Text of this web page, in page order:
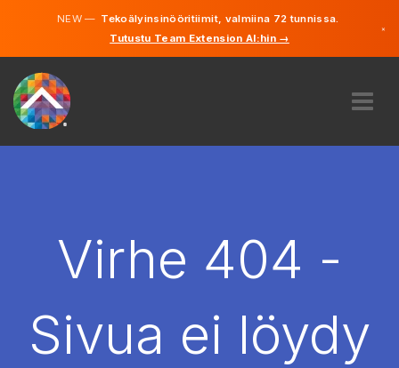
NEW —Tekoälyinsinööritiimit, valmiina 72 tunnissa.
Tutustu Team Extension AI:hin →
×
VUOKRAUS
Saksa
Englanti
Virhe 404 -
Sivua ei löydy